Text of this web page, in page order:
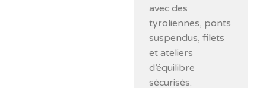
avec des
tyroliennes, ponts
suspendus, filets
et ateliers
d’équilibre
sécurisés.